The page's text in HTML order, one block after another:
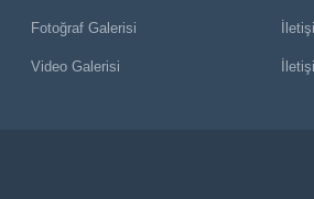
Fotoğraf Galerisi
Video Galerisi